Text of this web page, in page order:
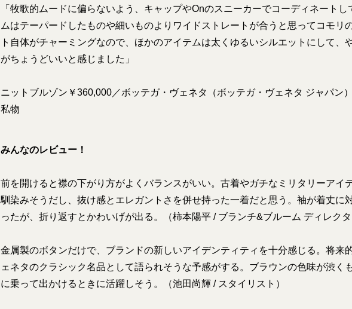
「牧歌的ムードに偏らないよう、キャップやOnのスニーカーでコーディネートし
ムはテーパードしたものや細いものよりワイドストレートが合うと思ってコモリ
ト自体がチャーミングなので、ほかのアイテムは太くゆるいシルエットにして、
がちょうどいいと感じました」
ニットブルゾン￥360,000／ボッテガ・ヴェネタ（ボッテガ・ヴェネタ ジャパン
私物
みんなのレビュー！
前を開けると襟の下がり方がよくバランスがいい。古着やガチなミリタリーアイ
馴染みそうだし、抜け感とエレガントさを併せ持った一着だと思う。袖が着丈に
ったが、折り返すとかわいげが出る。（柿本陽平 / ブランチ&ブルーム ディレクタ
金属製のボタンだけで、ブランドの新しいアイデンティティを十分感じる。将来
ェネタのクラシック名品として語られそうな予感がする。ブラウンの色味が渋く
に乗って出かけるときに活躍しそう。（池田尚輝 / スタイリスト）